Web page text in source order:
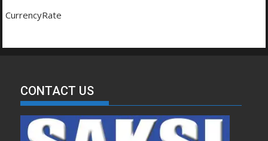
CurrencyRate
CONTACT US